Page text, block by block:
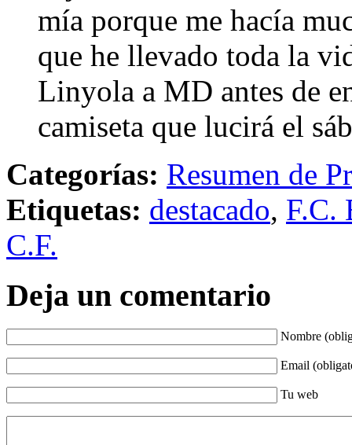
mía porque me hacía
que he llevado toda la
Linyola a MD antes de
camiseta que lucirá el
Categorías: Resumen de
Etiquetas: destacado, F.C.
C.F.
Deja un comentario
Nombre
Email
Tu web